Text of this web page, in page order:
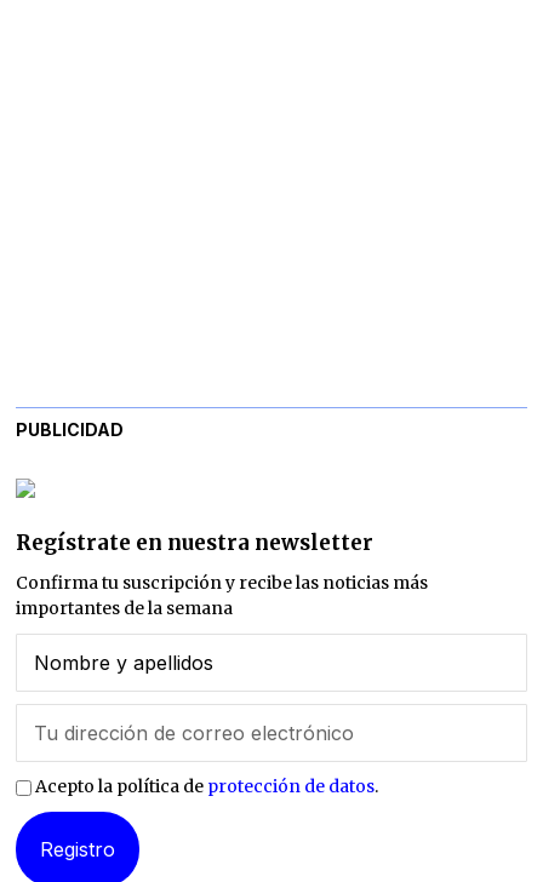
PUBLICIDAD
Regístrate en nuestra newsletter
Confirma tu suscripción y recibe las noticias más
importantes de la semana
Acepto la política de protección de datos.